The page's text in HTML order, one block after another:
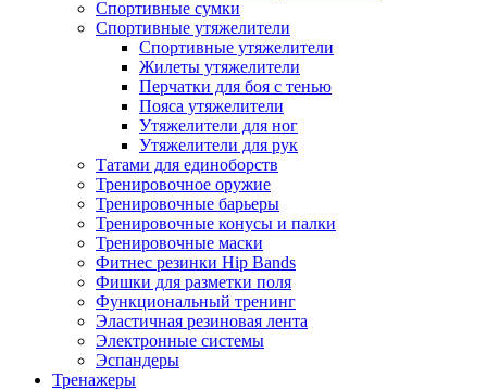
Спортивные сумки
Спортивные утяжелители
Спортивные утяжелители
Жилеты утяжелители
Перчатки для боя с тенью
Пояса утяжелители
Утяжелители для ног
Утяжелители для рук
Татами для единоборств
Тренировочное оружие
Тренировочные барьеры
Тренировочные конусы и палки
Тренировочные маски
Фитнес резинки Hip Bands
Фишки для разметки поля
Функциональный тренинг
Эластичная резиновая лента
Электронные системы
Эспандеры
Тренажеры